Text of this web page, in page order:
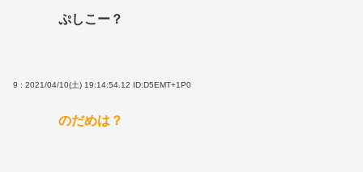
ぷしこー？
9 : 2021/04/10(土) 19:14:54.12 ID:D5EMT+1P0
のだめは？